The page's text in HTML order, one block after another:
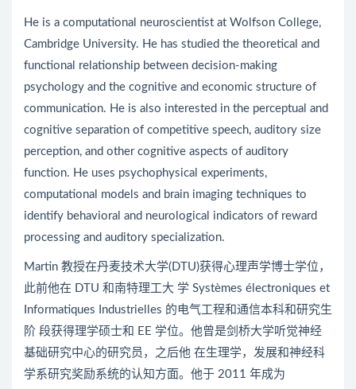
He is a computational neuroscientist at Wolfson College,
Cambridge University. He has studied the theoretical and
functional relationship between decision-making
psychology and the cognitive and economic structure of
communication. He is also interested in the perceptual and
cognitive separation of competitive speech, auditory size
perception, and other cognitive aspects of auditory
function. He uses psychophysical experiments,
computational models and brain imaging techniques to
identify behavioral and neurological indicators of reward
processing and auditory specialization.
Martin 教授在丹麦技术大学(DTU)获得心理声学博士学位，
此前他在 DTU 和南特理工大 学 Systèmes électroniques et
Informatiques Industrielles 的电气工程和通信本科和研究生
阶 段获得理学硕士和 EE 学位。他曾是剑桥大学听觉神经
基础研究中心的研究员，之后他 在生理学，发展和神经科
学系研究奖励系统的认知方面。他于 2011 年成为